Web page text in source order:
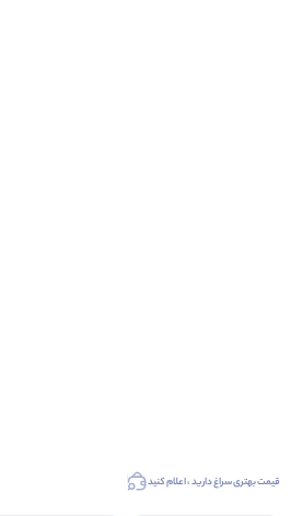
قیمت بهتری سراغ دارید ، اعلام کنید